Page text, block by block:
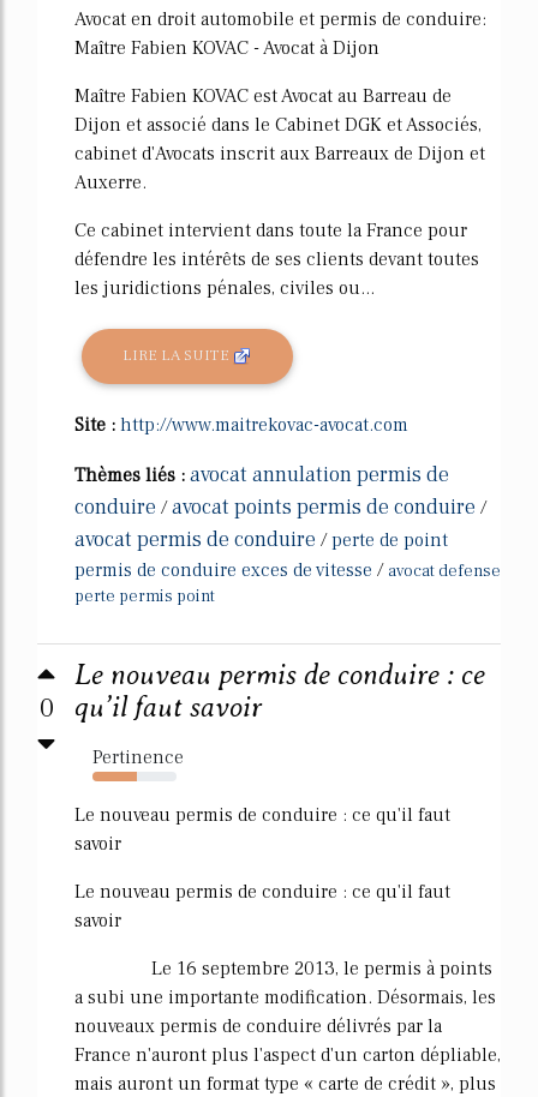
Avocat en droit automobile et permis de conduire:
Maître Fabien KOVAC - Avocat à Dijon
Maître Fabien KOVAC est Avocat au Barreau de
Dijon et associé dans le Cabinet DGK et Associés,
cabinet d'Avocats inscrit aux Barreaux de Dijon et
Auxerre.
Ce cabinet intervient dans toute la France pour
défendre les intérêts de ses clients devant toutes
les juridictions pénales, civiles ou...
LIRE LA SUITE
Site : http://www.maitrekovac-avocat.com
Thèmes liés : avocat annulation permis de
conduire /avocat points permis de conduire /
avocat permis de conduire /perte de point
permis de conduire exces de vitesse / avocat defense
perte permis point
0
Le nouveau permis de conduire : ce
qu’il faut savoir
Pertinence
53%
Le nouveau permis de conduire : ce qu'il faut
savoir
Le nouveau permis de conduire : ce qu'il faut
savoir
Le 16 septembre 2013, le permis à points
a subi une importante modification. Désormais, les
nouveaux permis de conduire délivrés par la
France n'auront plus l'aspect d'un carton dépliable,
mais auront un format type « carte de crédit », plus